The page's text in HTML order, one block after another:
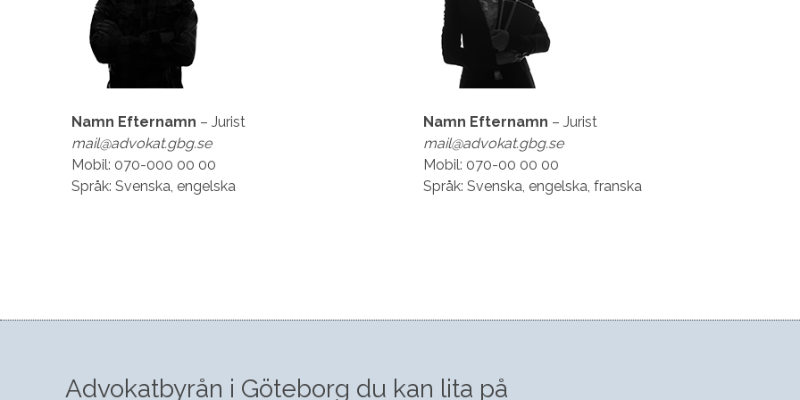
Namn Efternamn – Jurist
mail@advokat.gbg.se
Mobil: 070-000 00 00
Språk: Svenska, engelska
Namn Efternamn – Jurist
mail@advokat.gbg.se
Mobil: 070-00 00 00
Språk: Svenska, engelska, franska
Advokatbyrån i Göteborg du kan lita på